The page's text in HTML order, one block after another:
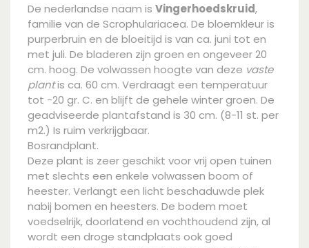
De nederlandse naam is Vingerhoedskruid,
familie van de Scrophulariacea. De bloemkleur is
purperbruin en de bloeitijd is van ca. juni tot en
met juli. De bladeren zijn groen en ongeveer 20
cm. hoog. De volwassen hoogte van deze vaste
plantis ca. 60 cm. Verdraagt een temperatuur
tot -20 gr. C. en blijft de gehele winter groen. De
geadviseerde plantafstand is 30 cm. (8-11 st. per
m2.) Is ruim verkrijgbaar.
Bosrandplant.
Deze plant is zeer geschikt voor vrij open tuinen
met slechts een enkele volwassen boom of
heester. Verlangt een licht beschaduwde plek
nabij bomen en heesters. De bodem moet
voedselrijk, doorlatend en vochthoudend zijn, al
wordt een droge standplaats ook goed